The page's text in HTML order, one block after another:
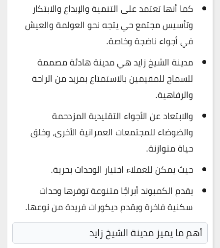
كما أنها تعتمد على التنمية والإبداع والابتكار
وتأسيس مجتمع حي يتجه نحو العولمة والعيش
في أجواء ناضجة وخاصة.
مدينة الشيخ زايد هي مدينة هادئة مصممة
للسماح للمقيمين بالاستمتاع بمزيد من الراحة
والرفاهية.
والابتعاد عن الأجواء التقليدية المزدحمة
والضوضاء للمجتمعات العمرانية الأخرى، وخلق
حياة متوازنة.
حيث يمكن للعملاء اختيار الوحدات بحرية.
يقدم الكمبوند أبراجًا متنوعة توفرها وحدات
سكنية فاخرة ويقدم ديكورات فريدة من نوعها.
أهم ما يميز مدينة الشيخ زايد